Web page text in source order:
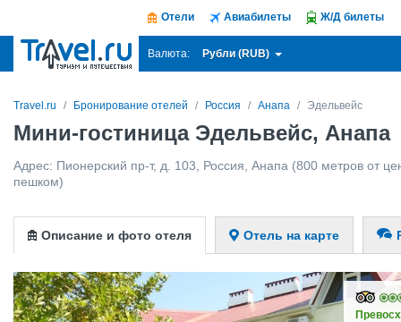
Отели Авиабилеты Ж/Д билеты
Валюта: Рубли (RUB)
Travel.ru Бронирование отелей Россия Анапа Эдельвейс
Мини-гостиница Эдельвейс, Анапа
Адрес: Пионерский пр-т, д. 103 Россия Анапа (800 метров от
пешком)
Описание и фото отеля Отель на карте